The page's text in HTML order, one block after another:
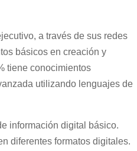
a través de sus redes
básicos en creación y
tiene conocimientos
utilizando lenguajes de
información digital básico.
diferentes formatos digitales.